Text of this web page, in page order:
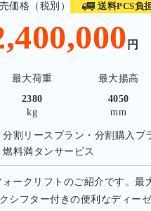
価格（税別） 送料PCS負
円
最大荷重 最大揚高
2380
kg
4050
mm
分割リースプラン・分割購入プ
燃料満タンサービス
ークリフトのご紹介です。最
シフター付きの便利なディー